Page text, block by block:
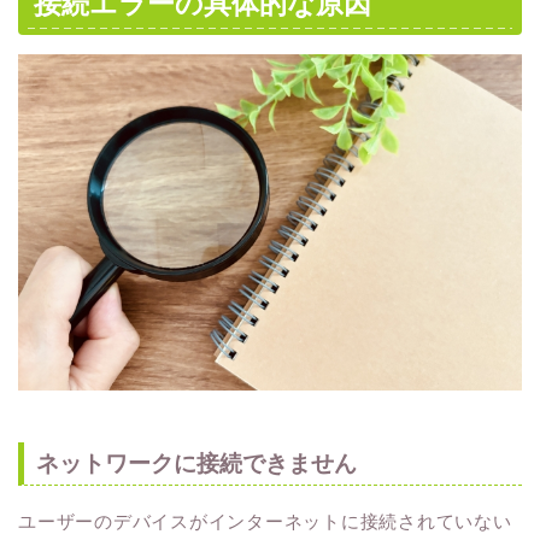
ネットワークに接続できません
ユーザーのデバイスがインターネットに接続されていない